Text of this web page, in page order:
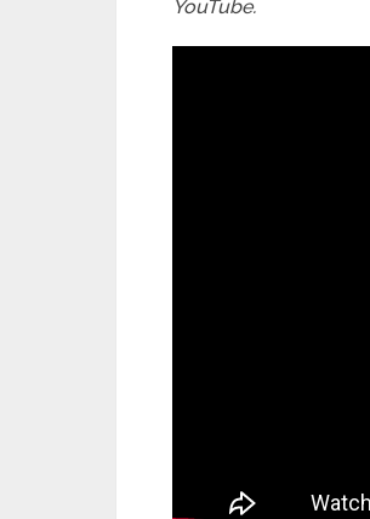
YouTube.